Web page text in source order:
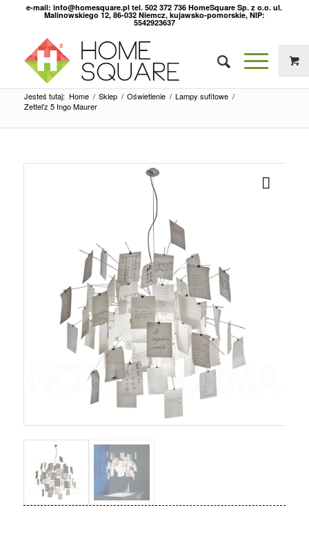
e-mail: info@homesquare.pl tel. 502 372 736 HomeSquare Sp. z o.o. ul.
Malinowskiego 12, 86-032 Niemcz, kujawsko-pomorskie, NIP:
5542923637
Jesteś tutaj: Home / Sklep / Oświetlenie / Lampy sufitowe /
Zettel’z 5 Ingo Maurer